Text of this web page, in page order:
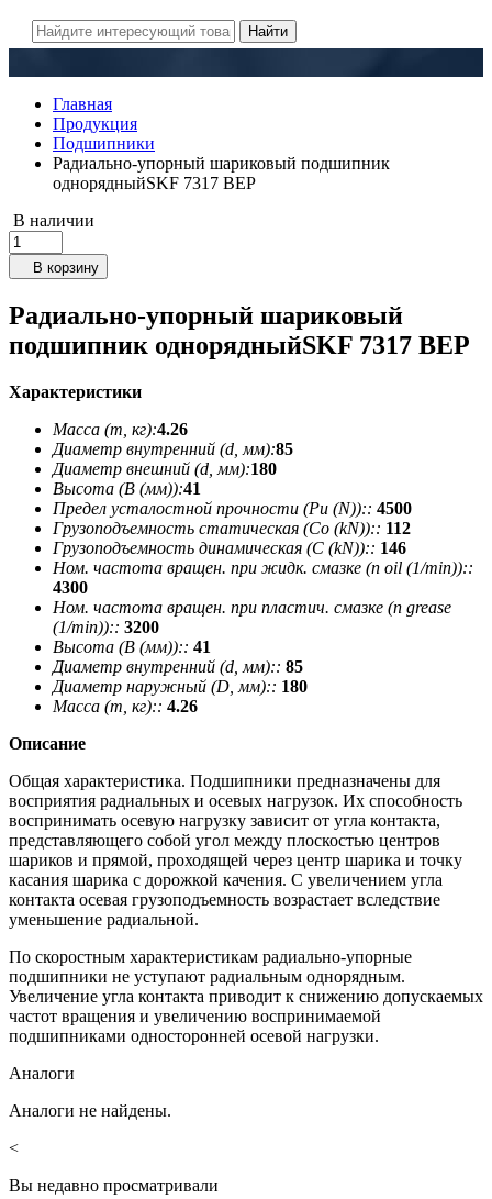
Главная
Продукция
Подшипники
Радиально-упорный шариковый подшипник
однорядныйSKF 7317 BEP
В наличии
В корзину
Радиально-упорный шариковый
подшипник однорядныйSKF 7317 BEP
Характеристики
Масса (m, кг):4.26
Диаметр внутренний (d, мм):85
Диаметр внешний (d, мм):180
Высота (В (мм)):41
Предел усталостной прочности (Pu (N)):: 4500
Грузоподъемность статическая (Co (kN)):: 112
Грузоподъемность динамическая (C (kN)):: 146
Ном. частота вращен. при жидк. смазке (n oil (1/min))::
4300
Ном. частота вращен. при пластич. смазке (n grease
(1/min)):: 3200
Высота (В (мм)):: 41
Диаметр внутренний (d, мм):: 85
Диаметр наружный (D, мм):: 180
Масса (m, кг):: 4.26
Описание
Общая характеристика. Подшипники предназначены для
восприятия радиальных и осевых нагрузок. Их способность
воспринимать осевую нагрузку зависит от угла контакта,
представляющего собой угол между плоскостью центров
шариков и прямой, проходящей через центр шарика и точку
касания шарика с дорожкой качения. С увеличением угла
контакта осевая грузоподъемность возрастает вследствие
уменьшение радиальной.
По скоростным характеристикам радиально-упорные
подшипники не уступают радиальным однорядным.
Увеличение угла контакта приводит к снижению допускаемых
частот вращения и увеличению воспринимаемой
подшипниками односторонней осевой нагрузки.
Аналоги
Аналоги не найдены.
<
Вы недавно просматривали